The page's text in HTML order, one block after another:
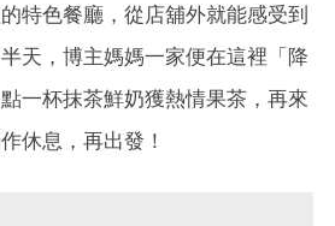
特色餐廳，從店舖外就能感受到
天，博主媽媽一家便在這裡「降
一杯抹茶鮮奶獲熱情果茶，再來
休息，再出發！